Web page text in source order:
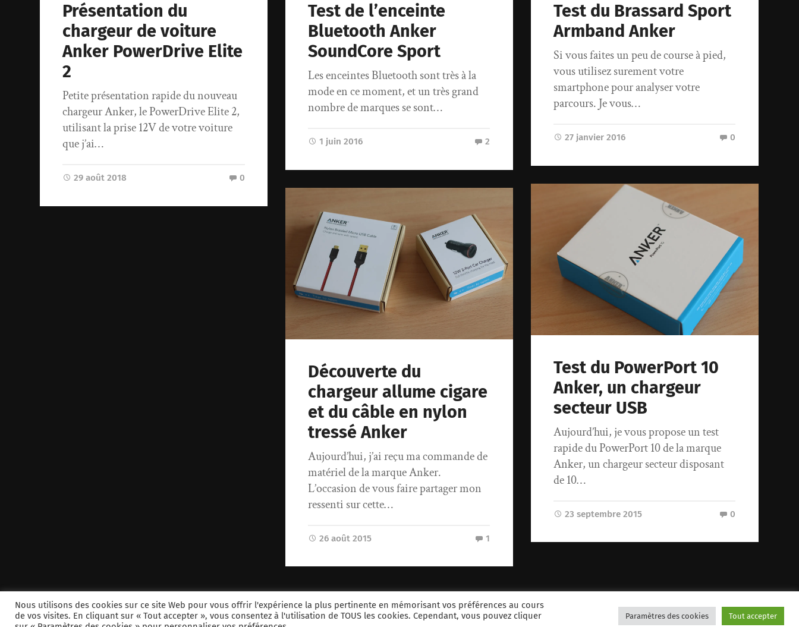
Présentation du
chargeur de voiture
Anker PowerDrive Elite
2
Petite présentation rapide du nouveau
chargeur Anker, le PowerDrive Elite 2,
utilisant la prise 12V de votre voiture
que j’ai…
29 août 2018 0
Test de l’enceinte
Bluetooth Anker
SoundCore Sport
Les enceintes Bluetooth sont très à la
mode en ce moment, et un très grand
nombre de marques se sont…
1 juin 2016 2
Test du Brassard Sport
Armband Anker
Si vous faites un peu de course à pied,
vous utilisez surement votre
smartphone pour analyser votre
parcours. Je vous…
27 janvier 2016 0
Test du PowerPort 10
Anker, un chargeur
secteur USB
Aujourd’hui, je vous propose un test
rapide du PowerPort 10 de la marque
Anker, un chargeur secteur disposant
de 10…
23 septembre 2015 0
Découverte du
chargeur allume cigare
et du câble en nylon
tressé Anker
Aujourd’hui, j’ai reçu ma commande de
matériel de la marque Anker.
L’occasion de vous faire partager mon
ressenti sur cette…
26 août 2015 1
© 2024cloriou.fr. Theme byAnders Norén.
Nous utilisons des cookies sur ce site Web pour vous offrir l'expérience la plus pertinente en mémorisant vos préférences au cours
de vos visites. En cliquant sur « Tout accepter », vous consentez à l'utilisation de TOUS les cookies. Cependant, vous pouvez cliquer
Paramètres des cookies Tout accepter